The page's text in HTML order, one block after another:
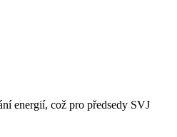
energií, což pro předsedy SVJ